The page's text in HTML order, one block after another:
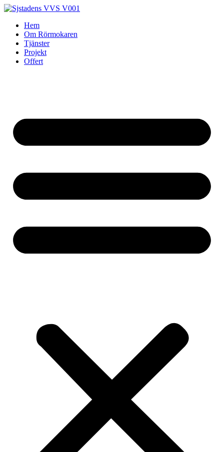
Skip
contentHem
Om Rörmokaren
Tjänster
Projekt
Offert